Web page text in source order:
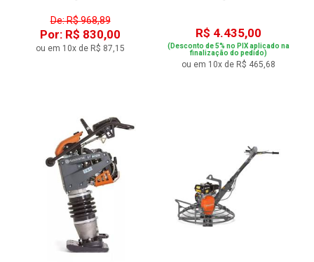
De: R$ 968,89
Por: R$ 830,00
ou em 10x de R$ 87,15
R$ 4.435,00
(Desconto de 5% no PIX aplicado na
finalização do pedido)
ou em 10x de R$ 465,68